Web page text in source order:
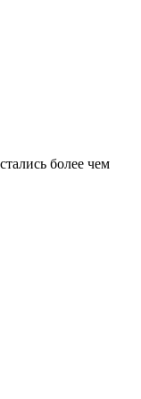
более чем